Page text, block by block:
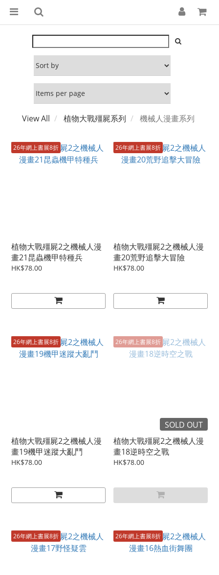
View All 植物大戰殭屍系列 機械人漫畫系列
26年網上書展8折
植物大戰殭屍2之機械人漫
畫21昆蟲機甲特種兵
HK$78.00
26年網上書展8折
植物大戰殭屍2之機械人漫
畫20荒野追擊大冒險
HK$78.00
26年網上書展8折
植物大戰殭屍2之機械人漫
畫19機甲迷蹤大亂鬥
HK$78.00
26年網上書展8折
SOLD OUT
植物大戰殭屍2之機械人漫
畫18逆時空之戰
HK$78.00
26年網上書展8折 26年網上書展8折